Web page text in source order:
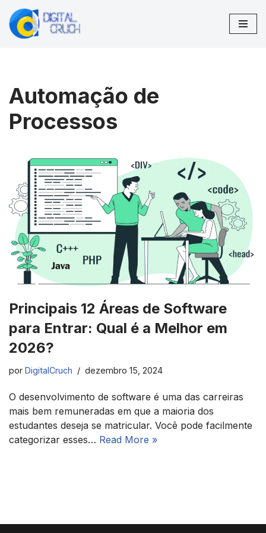
Pular
Automação de
Processos
Principais 12 Áreas de Software
para Entrar: Qual é a Melhor em
2026?
por DigitalCruch dezembro 15, 2024
O desenvolvimento de software é uma das carreiras
mais bem remuneradas em que a maioria dos
estudantes deseja se matricular. Você pode facilmente
categorizar esses… Read More »